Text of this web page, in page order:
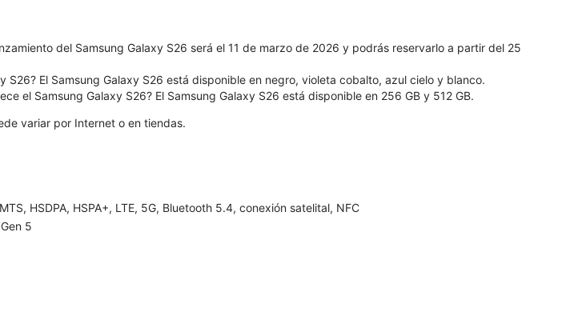
del Samsung Galaxy S26 será el 11 de marzo de 2026 y podrás reservarlo a partir del 25
S26? El Samsung Galaxy S26 está disponible en negro, violeta cobalto, azul cielo y blanco.
el Samsung Galaxy S26? El Samsung Galaxy S26 está disponible en 256 GB y 512 GB.
variar por Internet o en tiendas.
HSDPA, HSPA+, LTE, 5G, Bluetooth 5.4, conexión satelital, NFC
5